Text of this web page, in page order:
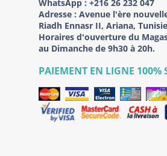
WhatsApp : +216 26 232 047
Adresse : Avenue l'ère
Riadh Ennasr II, Ariana,
Horaires d'ouverture du
au Dimanche de 9h30 à 20h.
PAIEMENT EN LIGNE 100%